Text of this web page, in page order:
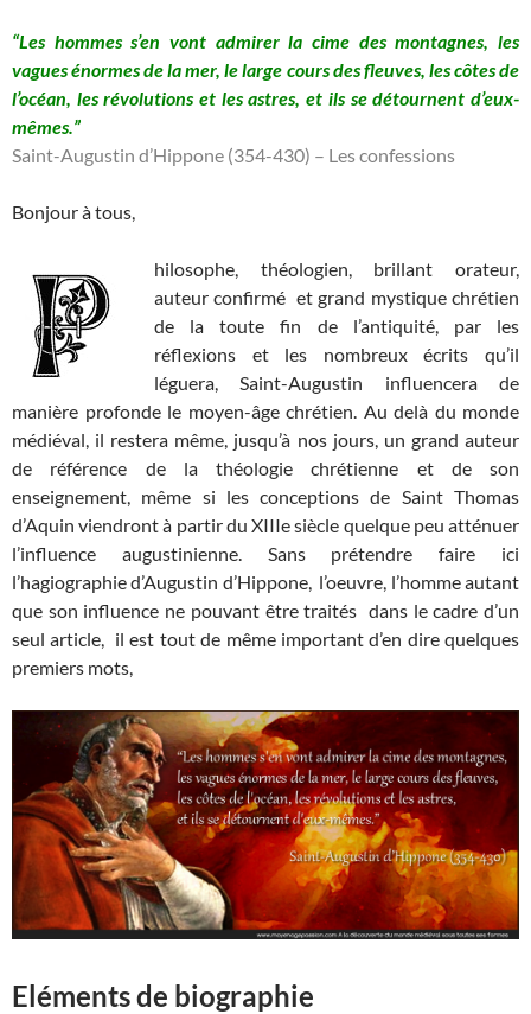
“Les hommes s’en vont admirer la cime des montagnes, les
vagues énormes de la mer, le large cours des fleuves, les côtes de
l’océan, les révolutions et les astres, et ils se détournent d’eux-
mêmes.”
Saint-Augustin d’Hippone (354-430) – Les confessions
Bonjour à tous,
hilosophe, théologien, brillant orateur,
auteur confirmé et grand mystique chrétien
de la toute fin de l’antiquité, par les
réflexions et les nombreux écrits qu’il
léguera, Saint-Augustin influencera de
manière profonde le moyen-âge chrétien. Au delà du monde
médiéval, il restera même, jusqu’à nos jours, un grand auteur
de référence de la théologie chrétienne et de son
enseignement, même si les conceptions de Saint Thomas
d’Aquin viendront à partir du XIIIe siècle quelque peu atténuer
l’influence augustinienne. Sans prétendre faire ici
l’hagiographie d’Augustin d’Hippone, l’oeuvre, l’homme autant
que son influence ne pouvant être traités dans le cadre d’un
seul article, il est tout de même important d’en dire quelques
premiers mots,
Eléments de biographie